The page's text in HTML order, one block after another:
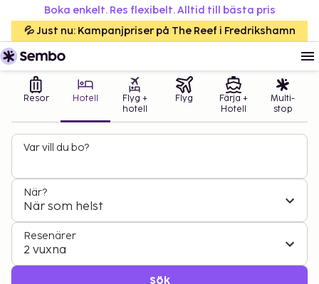
Boka enkelt. Res flexibelt. Alltid till bästa pris
💦 Just nu: Kampanjpriser på The Reef i Fredrikshamn
Resor Hotell
Flyg +
hotell
Flyg
Färja +
Hotell
Multi-
stop
Var vill du bo?
När?
När som helst
Resenärer
2 vuxna
Sök